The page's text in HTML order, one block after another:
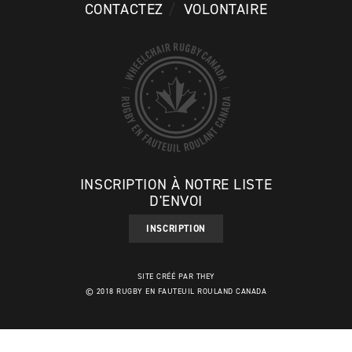
CONTACTEZ VOLONTAIRE
INSCRIPTION À NOTRE LISTE
D'ENVOI
INSCRIPTION
SITE CRÉÉ PAR THEY
© 2018 RUGBY EN FAUTEUIL ROULAND CANADA